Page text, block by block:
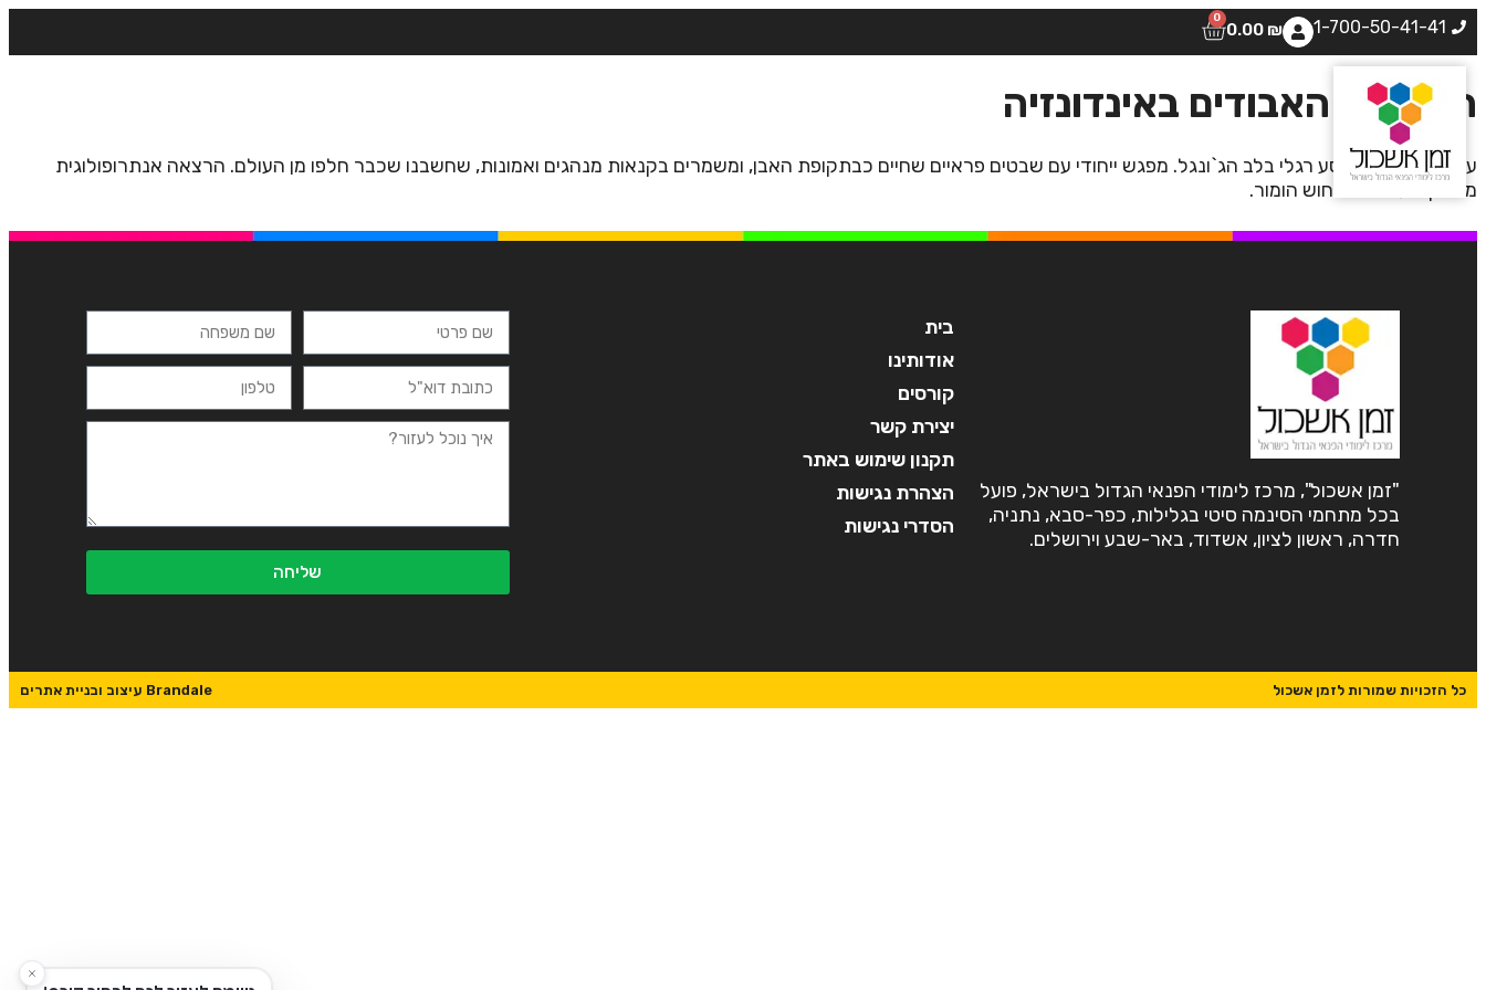
1-700-50-41-41
0.00 ₪
0
השבטים האבודים באינדונזיה
עידן יוצא בגפו למסע רגלי בלב הג`ונגל. מפגש ייחודי עם שבטים פראיים שחיים כבתקופת האבן, ומשמרים בקנאות מנהגים ואמונות, שחשבנו שכבר חלפו מן העולם. הרצאה אנתרופולוגית
מרתקת עם הרבה חוש הומור.
"זמן אשכול", מרכז לימודי הפנאי הגדול בישראל, פועל
בכל מתחמי הסינמה סיטי בגלילות, כפר-סבא, נתניה,
חדרה, ראשון לציון, אשדוד, באר-שבע וירושלים.
בית
אודותינו
קורסים
יצירת קשר
תקנון שימוש באתר
הצהרת נגישות
הסדרי נגישות
שליחה
כל הזכויות שמורות לזמן אשכול Brandale עיצוב ובניית אתרים